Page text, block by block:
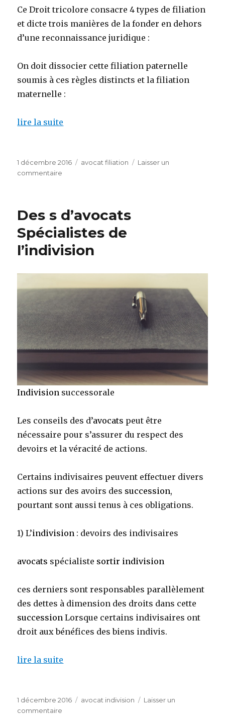
Ce Droit tricolore consacre 4 types de filiation
et dicte trois manières de la fonder en dehors
d’une reconnaissance juridique :
On doit dissocier cette filiation paternelle
soumis à ces règles distincts et la filiation
maternelle :
lire la suite
Publié
le
1 décembre 2016 Catégories
avocat filiation
Laisser un
commentaire
adulte
en
france
Des s d’avocats
Spécialistes de
l’indivision
Indivision successorale
Les conseils des d’avocats peut être
nécessaire pour s’assurer du respect des
devoirs et la véracité de actions.
Certains indivisaires peuvent effectuer divers
actions sur des avoirs des succession,
pourtant sont aussi tenus à ces obligations.
1) L’indivision : devoirs des indivisaires
avocats spécialiste sortir indivision
ces derniers sont responsables parallèlement
des dettes à dimension des droits dans cette
succession Lorsque certains indivisaires ont
droit aux bénéfices des biens indivis.
lire la suite
Publié
le
1 décembre 2016 Catégories
avocat indivision
Laisser un
commentaire